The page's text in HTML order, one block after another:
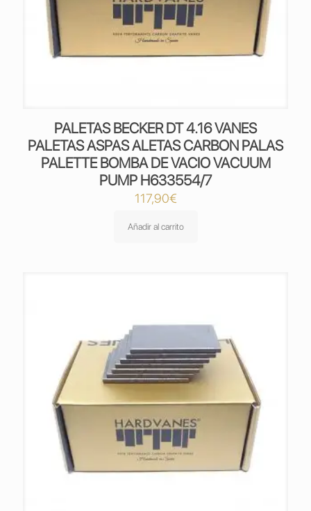
PALETAS BECKER DT 4.16 VANES
PALETAS ASPAS ALETAS CARBON PALAS
PALETTE BOMBA DE VACIO VACUUM
PUMP H633554/7
117,90€
Añadir al carrito